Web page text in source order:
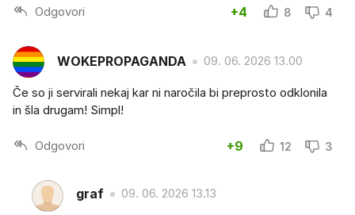
Odgovori +4 8 4
WOKEPROPAGANDA 09. 06. 2026 13.00
Če so ji servirali nekaj kar ni naročila bi preprosto odklonila
in šla drugam! Simpl!
Odgovori +9 12 3
graf 09. 06. 2026 13.13